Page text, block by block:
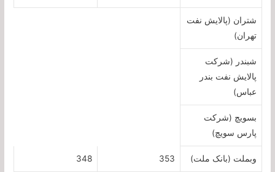
شتران (پالایش نفت
تهران)
شبندر (شرکت
پالایش نفت بندر
عباس)
بسویچ (شرکت
پارس سویچ)
وبملت (بانک ملت) 353
348